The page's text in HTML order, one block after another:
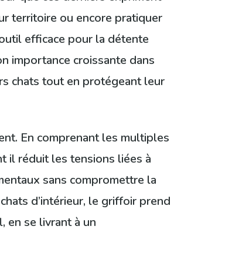
territoire ou encore pratiquer
efficace pour la détente
importance croissante dans
chats tout en protégeant leur
En comprenant les multiples
il réduit les tensions liées à
sans compromettre la
d’intérieur, le griffoir prend
en se livrant à un